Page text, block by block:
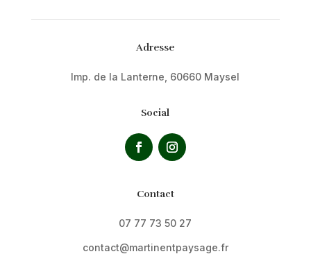
Adresse
Imp. de la Lanterne, 60660 Maysel
Social
Contact
07 77 73 50 27
contact@martinentpaysage.fr